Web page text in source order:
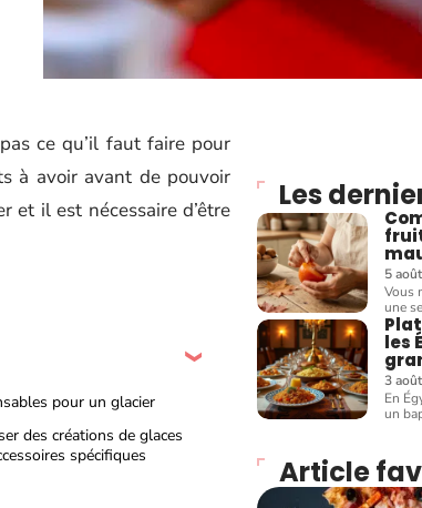
ce qu’il faut faire pour
à avoir avant de pouvoir
et il est nécessaire d’être
pour un glacier
des créations de glaces
spécifiques
Les
5
Vous
une
les
3
En
un
Article